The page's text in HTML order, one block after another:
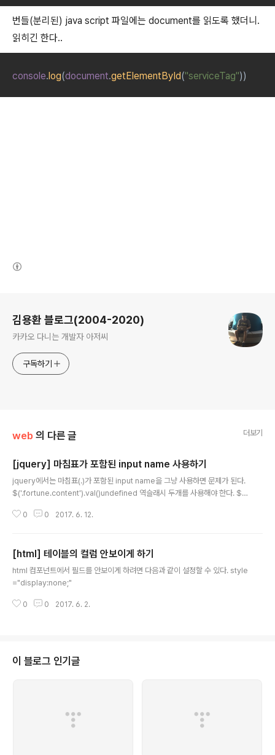
번들(분리된) java script 파일에는 document를 읽도록 했더니.
읽히긴 한다..
console.log(document.getElementById("serviceTag"))
김용환 블로그(2004-2020)
카카오 다니는 개발자 아저씨
구독하기
web 의 다른 글 더보기
[jquery] 마침표가 포함된 input name 사용하기
jquery에서는 마침표(.)가 포함된 input name을 그냥 사용하면 문제가 된다.
$('.fortune.content').val()undefined 역슬래시 두개를 사용해야 한다. $('.
0 0 2017. 6. 12.
[html] 테이블의 컬럼 안보이게 하기
html 컴포넌트에서 필드를 안보이게 하려면 다음과 같이 설정할 수 있다. style
="display:none;"
0 0 2017. 6. 2.
이 블로그 인기글